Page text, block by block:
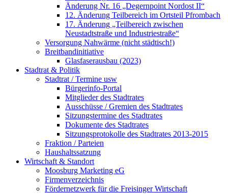
Änderung Nr. 16 „Degernpoint Nordost II“
12. Änderung Teilbereich im Ortsteil Pfrombach
17. Änderung „Teilbereich zwischen
Neustadtstraße und Industriestraße“
Versorgung Nahwärme (nicht städtisch!)
Breitbandinitiative
Glasfaserausbau (2023)
Stadtrat & Politik
Stadtrat / Termine usw
Bürgerinfo-Portal
Mitglieder des Stadtrates
Ausschüsse / Gremien des Stadtrates
Sitzungstermine des Stadtrates
Dokumente des Stadtrates
Sitzungsprotokolle des Stadtrates 2013-2015
Fraktion / Parteien
Haushaltssatzung
Wirtschaft & Standort
Moosburg Marketing eG
Firmenverzeichnis
Fördernetzwerk für die Freisinger Wirtschaft